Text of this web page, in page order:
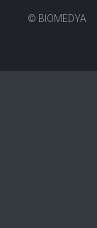
© BIOMEDYA